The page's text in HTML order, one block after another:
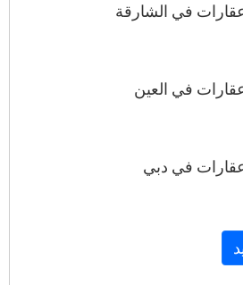
في الشارقة
في العين
في دبي